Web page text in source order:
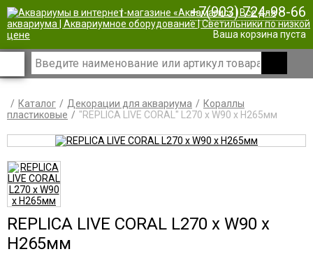
| +7(903) 724-98-66
Ваша корзина пуста
Каталог Декорации для аквариума
Кораллы
пластиковые
"REPLICA LIVE CORAL" L270 x W90 x H265мм
REPLICA LIVE CORAL L270 x W90 x
H265мм